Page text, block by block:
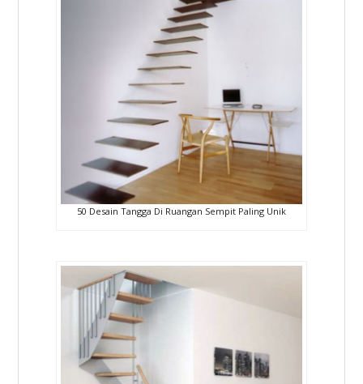
50 Desain Tangga Di Ruangan Sempit Paling Unik